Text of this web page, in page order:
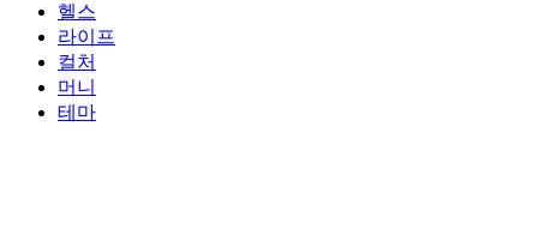
헬스
라이프
컬처
머니
테마